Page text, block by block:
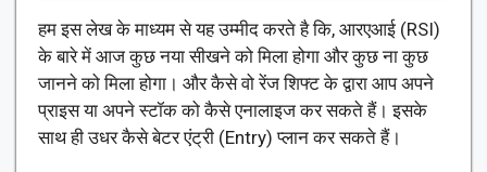
हम इस लेख के माध्यम से यह उम्मीद करते है कि, आरएआई (RSI)
के बारे में आज कुछ नया सीखने को मिला होगा और कुछ ना कुछ
जानने को मिला होगा। और कैसे वो रेंज शिफ्ट के द्वारा आप अपने
प्राइस या अपने स्टॉक को कैसे एनालाइज कर सकते हैं। इसके
साथ ही उधर कैसे बेटर एंट्री (Entry) प्लान कर सकते हैं।